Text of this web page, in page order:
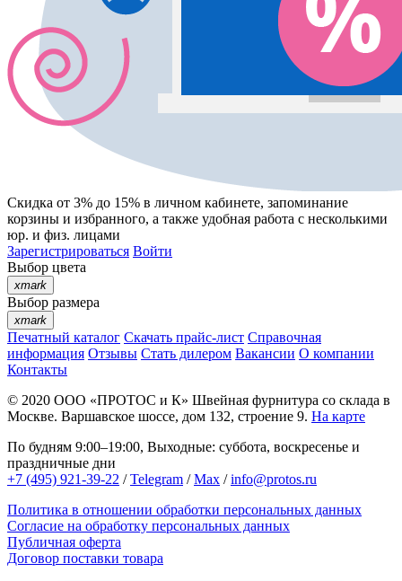
Скидка от 3% до 15% в личном кабинете, запоминание
корзины и избранного, а также удобная работа с несколькими
юр. и физ. лицами
Зарегистрироваться Войти
Выбор цвета
xmark
Выбор размера
xmark
Печатный каталог Скачать прайс-лист Справочная
информация Отзывы Стать дилером Вакансии О компании
Контакты
© 2020 ООО «ПРОТОС и К» Швейная фурнитура со склада в
Москве. Варшавское шоссе, дом 132, строение 9. На карте
По будням 9:00–19:00, Выходные: суббота, воскресенье и
праздничные дни
+7 (495) 921-39-22 /Telegram /Max /info@protos.ru
Политика в отношении обработки персональных данных
Согласие на обработку персональных данных
Публичная оферта
Договор поставки товара